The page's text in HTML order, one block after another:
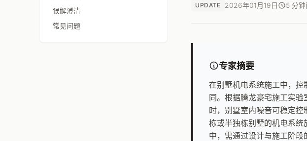
误解澄清
常见问题
UPDATE 2026年01月19日 5 分
专家摘要
在别墅机电系统施工中，
同。根据腾龙豪宅施工实
时，别墅室内噪音可稳定
栋或半独栋别墅的机电系
中，需通过设计与施工阶段